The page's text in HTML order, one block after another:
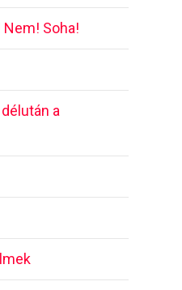
Soha!
a